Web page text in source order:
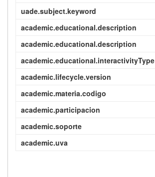
uade.subject.keyword
academic.educational.description
academic.educational.description
academic.educational.interactivityType
academic.lifecycle.version
academic.materia.codigo
academic.participacion
academic.soporte
academic.uva